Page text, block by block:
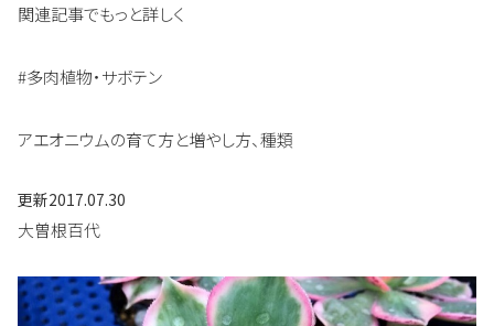
関連記事でもっと詳しく
#多肉植物・サボテン
アエオニウムの育て方と増やし方、種類
更新2017.07.30
大曽根百代